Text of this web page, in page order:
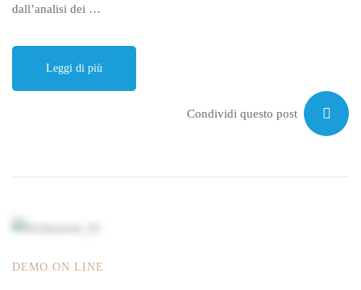
dall’analisi dei …
Leggi di più
Condividi questo post
DEMO ON LINE